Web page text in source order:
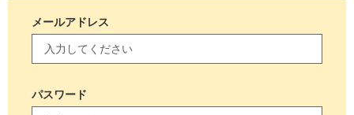
メールアドレス
パスワード